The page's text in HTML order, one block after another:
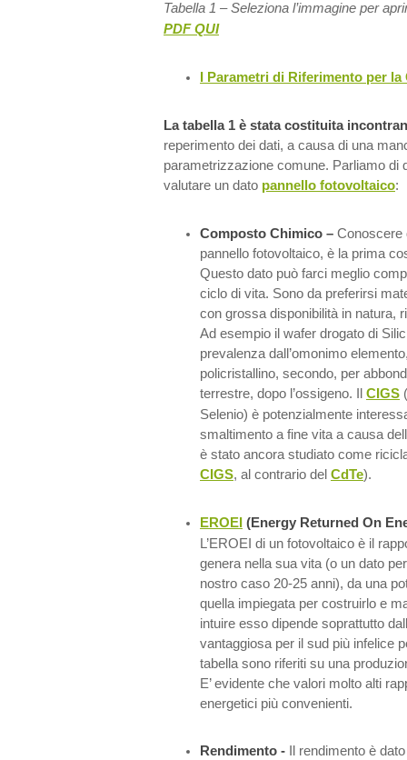
Tabella 1 – Seleziona l’immagine per
PDF QUI
I Parametri di Riferimento per
La tabella 1 è stata costituita
reperimento dei dati, a causa di una
parametrizzazione comune. Parliamo di
valutare un dato pannello fotovoltaico:
Composto Chimico – Conoscere
pannello fotovoltaico, è la prima
Questo dato può farci meglio
ciclo di vita. Sono da preferirsi
con grossa disponibilità in natura,
Ad esempio il wafer drogato di
prevalenza dall’omonimo
policristallino, secondo, per
terrestre, dopo l’ossigeno. Il CIGS
Selenio) è potenzialmente
smaltimento a fine vita a causa
è stato ancora studiato come
CIGS, al contrario del CdTe).
EROEI (Energy Returned On
L’EROEI di un fotovoltaico è il
genera nella sua vita (o un dato
nostro caso 20-25 anni), da una
quella impiegata per costruirlo e
intuire esso dipende soprattutto
vantaggiosa per il sud più infelice
tabella sono riferiti su una
E’ evidente che valori molto alti
energetici più convenienti.
Rendimento - Il rendimento è